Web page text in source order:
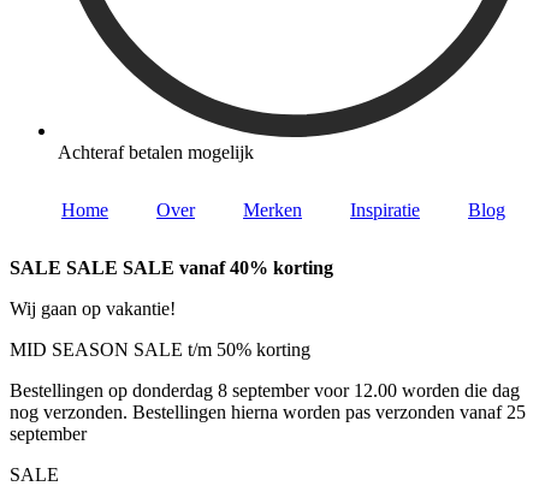
Achteraf betalen mogelijk
Home Over Merken Inspiratie Blog
SALE SALE SALE vanaf 40% korting
Wij gaan op vakantie!
MID SEASON SALE t/m 50% korting
Bestellingen op donderdag 8 september voor 12.00 worden die dag
nog verzonden. Bestellingen hierna worden pas verzonden vanaf 25
september
SALE